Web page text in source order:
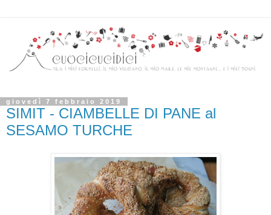
giovedì 7 febbraio 2019
SIMIT - CIAMBELLE DI PANE al
SESAMO TURCHE